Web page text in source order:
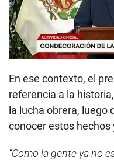
00:00/04:08
En ese contexto, el
referencia a la
la lucha obrera, luego
conocer estos
“Como la gente ya no